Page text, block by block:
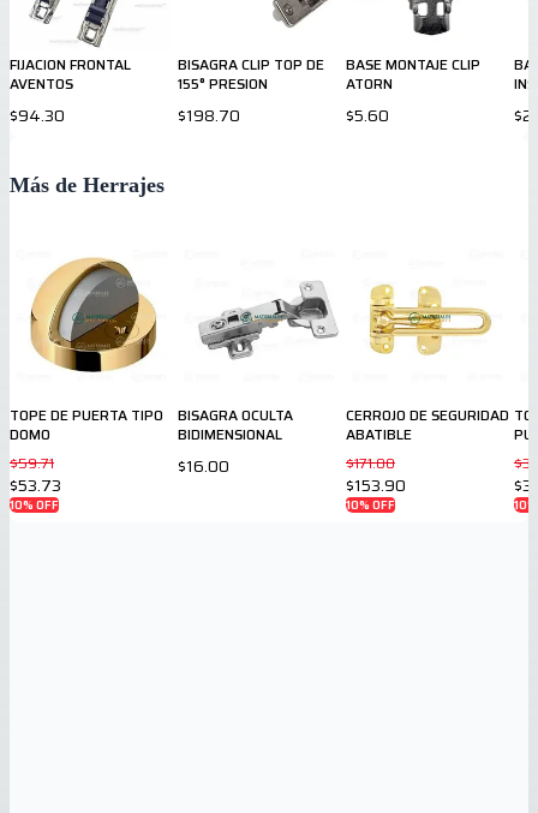
FIJACION FRONTAL
AVENTOS
$94.30
BISAGRA CLIP TOP DE
155° PRESION
$198.70
BASE MONTAJE CLIP
ATORN
$5.60
Más de Herrajes
TOPE DE PUERTA TIPO
DOMO
$59.71
$53.73
10% OFF
BISAGRA OCULTA
BIDIMENSIONAL
$16.00
CERROJO DE SEGURIDAD
ABATIBLE
$171.00
$153.90
10% OFF 10